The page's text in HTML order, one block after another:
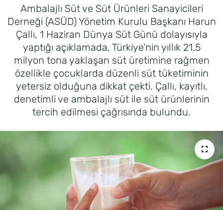
Ambalajlı Süt ve Süt Ürünleri Sanayicileri
Derneği (ASÜD) Yönetim Kurulu Başkanı Harun
Çallı, 1 Haziran Dünya Süt Günü dolayısıyla
yaptığı açıklamada, Türkiye’nin yıllık 21,5
milyon tona yaklaşan süt üretimine rağmen
özellikle çocuklarda düzenli süt tüketiminin
yetersiz olduğuna dikkat çekti. Çallı, kayıtlı,
denetimli ve ambalajlı süt ile süt ürünlerinin
tercih edilmesi çağrısında bulundu.